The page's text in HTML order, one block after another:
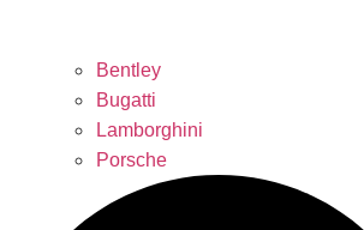
Bentley
Bugatti
Lamborghini
Porsche